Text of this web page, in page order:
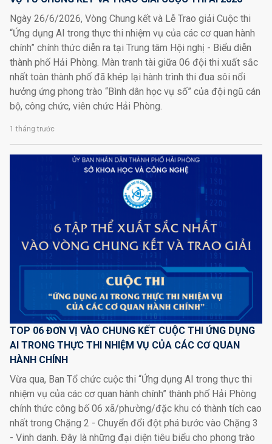
Ngày 26/6/2026, Vòng Chung kết và Lễ Trao giải Cuộc thi
“Ứng dụng AI trong thực thi nhiệm vụ của các cơ quan hành
chính” chính thức diễn ra tại Trung tâm Hội nghị - Biểu diễn
thành phố Hải Phòng. Màn tranh tài giữa 06 đội thi xuất sắc
nhất toàn thành phố đã khép lại hành trình thi đua sôi nổi
hưởng ứng phong trào “Bình dân học vụ số” của đội ngũ cán
bộ, công chức, viên chức Hải Phòng.
1 tháng trước
TOP 06 ĐƠN VỊ VÀO CHUNG KẾT CUỘC THI ỨNG DỤNG
AI TRONG THỰC THI NHIỆM VỤ CỦA CÁC CƠ QUAN
HÀNH CHÍNH
Vừa qua, Ban Tổ chức cuộc thi “Ứng dụng AI trong thực thi
nhiệm vụ của các cơ quan hành chính” thành phố Hải Phòng
chính thức công bố 06 xã/phường/đặc khu có thành tích cao
nhất trong Chặng 2 - Chuyển đổi đột phá bước vào Chặng 3
- Vinh danh. Đây là những đại diện tiêu biểu cho phong trào